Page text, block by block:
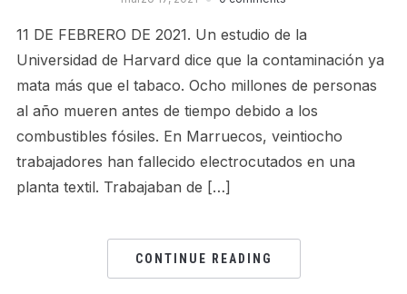
11 DE FEBRERO DE 2021. Un estudio de la
Universidad de Harvard dice que la contaminación ya
mata más que el tabaco. Ocho millones de personas
al año mueren antes de tiempo debido a los
combustibles fósiles. En Marruecos, veintiocho
trabajadores han fallecido electrocutados en una
planta textil. Trabajaban de […]
CONTINUE READING